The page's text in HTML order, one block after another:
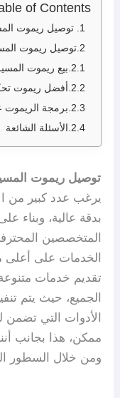
of Contents
توصيل ريموت المسيلة / 94959465 /
توصيل ريموت
بيع ريموت
أفضل ريموت
برمجة الريموت
الأسئلة الشائعة
توصيل ريموت المسيلة / 94959465 / بيع
يرغب عدد كبير
بدقة عالية، وبناء
المتخصصين
الخدمات على
تقديم خدمات
الجميع، حيث يتم
الأدوات التي
ممكن، هذا بجانب
ومن خلال السطور